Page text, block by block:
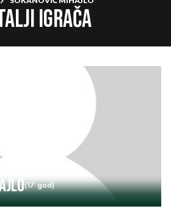
igrača
(17 god)